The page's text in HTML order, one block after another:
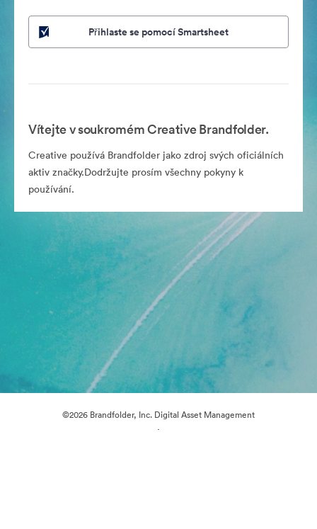
Přihlaste se pomocí Smartsheet
Vítejte v soukromém Creative Brandfolder.
Creative používá Brandfolder jako zdroj svých oficiálních
aktiv značky.Dodržujte prosím všechny pokyny k
používání.
©2026 Brandfolder, Inc. Digital Asset Management
·